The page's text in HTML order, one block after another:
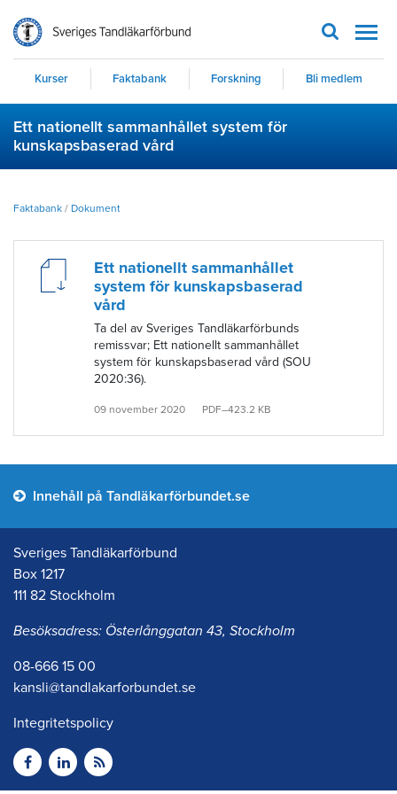
Kurser Faktabank Forskning Bli medlem
Ett nationellt sammanhållet system för
kunskapsbaserad vård
Faktabank / Dokument
Ett nationellt sammanhållet
system för kunskapsbaserad
vård
Ta del av Sveriges Tandläkarförbunds
remissvar; Ett nationellt sammanhållet
system för kunskapsbaserad vård (SOU
2020:36).
09 november 2020 PDF–423.2 KB
Innehåll på Tandläkarförbundet.se
Sveriges Tandläkarförbund
Box 1217
111 82 Stockholm
Besöksadress: Österlånggatan 43, Stockholm
08-666 15 00
kansli@tandlakarforbundet.se
Integritetspolicy